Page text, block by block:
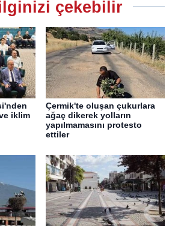
çekebilir
iklim
Çermik'te oluşan çukurlara
ağaç dikerek yolların
yapılmamasını protesto
ettiler